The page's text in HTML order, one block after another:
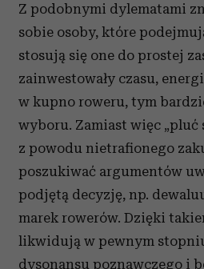
Z podobnymi dylematami
sobie osoby, które
stosują się one do prostej
zainwestowały czasu,
w kupno roweru, tym
wyboru. Zamiast więc „pluć
z powodu nietrafionego
poszukiwać argumentów
podjętą decyzję, np.
marek rowerów. Dzięki
likwidują w pewnym
dysonansu poznawczego i